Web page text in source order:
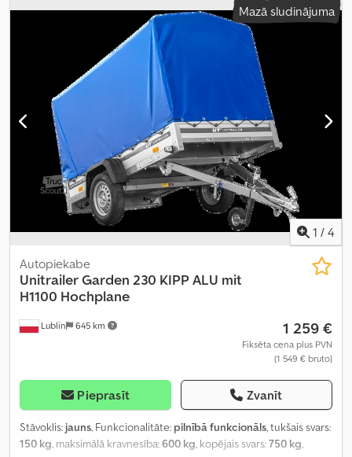
Izvēlēties tirgotāja paketiMazā sludinājuma
1 / 4
Lublin 645 km
Autopiekabe
UnitrailerGarden 230 KIPP ALU mit
H1100 Hochplane
1 259 €
Fiksēta cena plus PVN
(1 549 € bruto)
Pieprasīt Zvanīt
Stāvoklis: jauns, Funkcionalitāte: pilnībā funkcionāls, tukšais svars:
150 kg, maksimālā kravnesība:600 kg, kopējais svars:750 kg,